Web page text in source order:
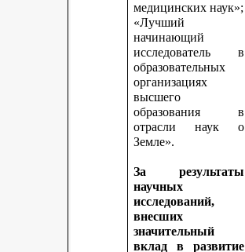
медицинских наук»;
«Лучший
начинающий
исследователь в
образовательных
организациях
высшего
образования в
отрасли наук о
Земле».
За результаты
научных
исследований,
внесших
значительный
вклад в развитие